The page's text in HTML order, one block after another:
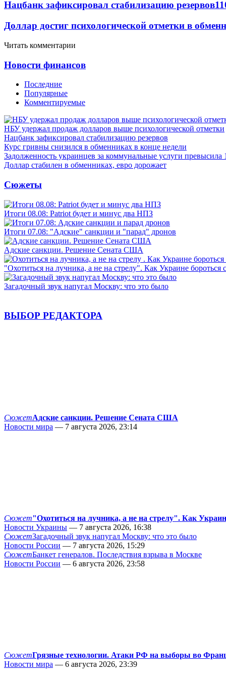
Нацбанк зафиксировал стабилизацию резервов
Доллар достиг психологической отметки в
Читать комментарии
Новости финансов
Последние
Популярные
Комментируемые
НБУ удержал продаж долларов выше психологической отметки
Нацбанк зафиксировал стабилизацию резервов
Курс гривны снизился в обменниках в конце недели
Задолженность украинцев за коммунальные услуги превысила
Доллар стабилен в обменниках, евро дорожает
Сюжеты
Итоги 08.08: Patriot будет и минус два НПЗ
Итоги 07.08: "Адские" санкции и "парад" дронов
Адские санкции. Решение Сената США
"Охотиться на лучника, а не на стрелу". Как Украине бороться
Загадочный звук напугал Москву: что это было
ВЫБОР РЕДАКТОРА
СюжетАдские санкции. Решение Сената США
Новости мира — 7 августа 2026, 23:14
Сюжет"Охотиться на лучника, а не на стрелу". Как
Новости Украины — 7 августа 2026, 16:38
СюжетЗагадочный звук напугал Москву: что это было
Новости России — 7 августа 2026, 15:29
СюжетБанкет генералов. Последствия взрыва в Москве
Новости России — 6 августа 2026, 23:58
СюжетГрязные технологии. Атаки РФ на выборы во
Новости мира — 6 августа 2026, 23:39